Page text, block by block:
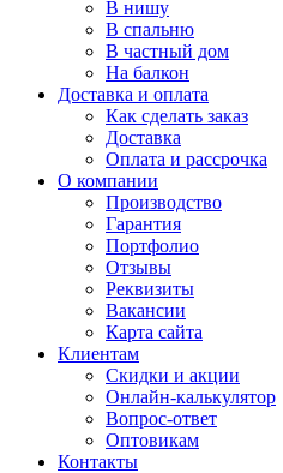
В нишу
В спальню
В частный дом
На балкон
Доставка и оплата
Как сделать заказ
Доставка
Оплата и рассрочка
О компании
Производство
Гарантия
Портфолио
Отзывы
Реквизиты
Вакансии
Карта сайта
Клиентам
Скидки и акции
Онлайн-калькулятор
Вопрос-ответ
Оптовикам
Контакты